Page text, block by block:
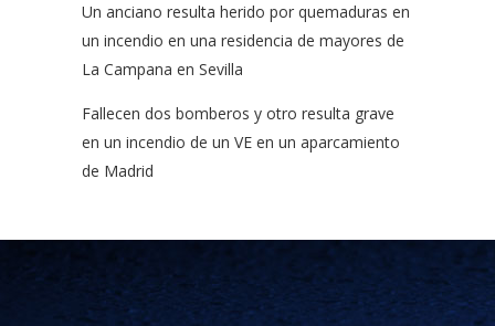
Un anciano resulta herido por quemaduras en
un incendio en una residencia de mayores de
La Campana en Sevilla
Fallecen dos bomberos y otro resulta grave
en un incendio de un VE en un aparcamiento
de Madrid